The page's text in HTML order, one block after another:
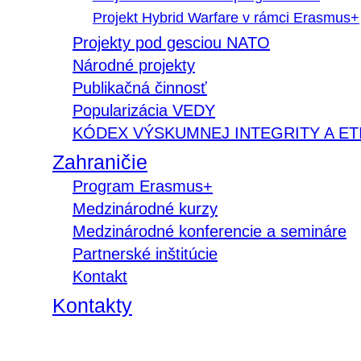
Projekt Hybrid Warfare v rámci Erasmus+
Projekty pod gesciou NATO
Národné projekty
Publikačná činnosť
Popularizácia VEDY
KÓDEX VÝSKUMNEJ INTEGRITY A
Zahraničie
Program Erasmus+
Medzinárodné kurzy
Medzinárodné konferencie a semináre
Partnerské inštitúcie
Kontakt
Kontakty